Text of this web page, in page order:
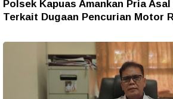
Polsek Kapuas Amankan Pria
Terkait Dugaan Pencurian Motor